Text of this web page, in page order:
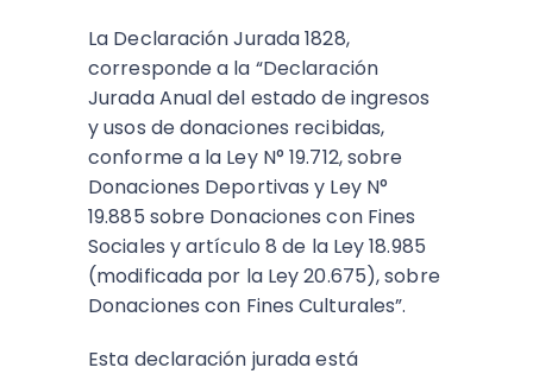
La Declaración Jurada 1828,
corresponde a la “Declaración
Jurada Anual del estado de ingresos
y usos de donaciones recibidas,
conforme a la Ley N° 19.712, sobre
Donaciones Deportivas y Ley N°
19.885 sobre Donaciones con Fines
Sociales y artículo 8 de la Ley 18.985
(modificada por la Ley 20.675), sobre
Donaciones con Fines Culturales”.
Esta declaración jurada está